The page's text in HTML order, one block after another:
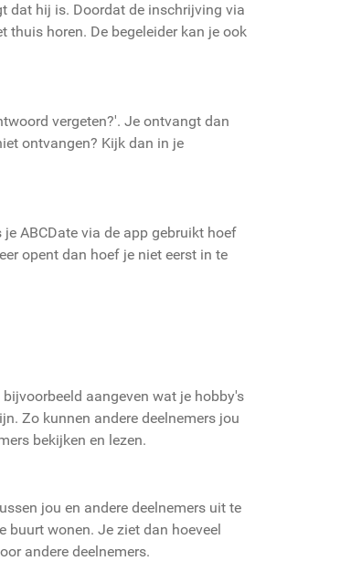
dat hij is. Doordat de inschrijving via
thuis horen. De begeleider kan je ook
vergeten?'. Je ontvangt dan
ontvangen? Kijk dan in je
ABCDate via de app gebruikt hoef
opent dan hoef je niet eerst in te
aangeven wat je hobby's
Zo kunnen andere deelnemers jou
bekijken en lezen.
jou en andere deelnemers uit te
buurt wonen. Je ziet dan hoeveel
andere deelnemers.